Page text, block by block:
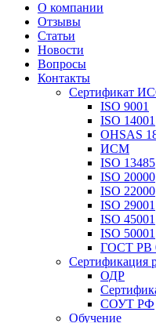
О компании
Отзывы
Статьи
Новости
Вопросы
Контакты
Сертификат
ISO 9001
ISO 14001
OHSAS
ИСМ
ISO 13485
ISO 20000
ISO 22000
ISO 29001
ISO 45001
ISO 50001
ГОСТ РВ
Сертификация
ОДР
СОУТ РФ
Обучение